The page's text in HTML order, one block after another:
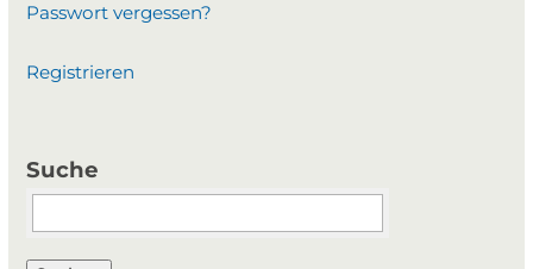
Passwort vergessen?
Registrieren
Suche
Suchbegriffe